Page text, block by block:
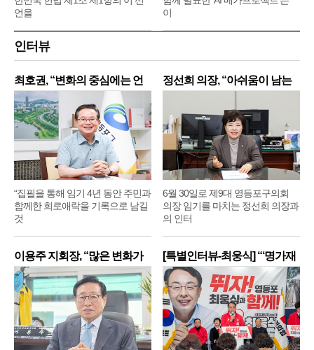
언을
이
인터뷰
최호권, “변화의 중심에는 언
제
“집필을 통해 임기 4년 동안 주민과
함께한 희로애락을 기록으로 남길
것
정선희 의장, “아쉬움이 남는
6월 30일로 제9대 영등포구의회
의장 임기를 마치는 정선희 의장과
의 인터
이용주 지회장, “많은 변화가 [특별인터뷰-최웅식] “‘명가재